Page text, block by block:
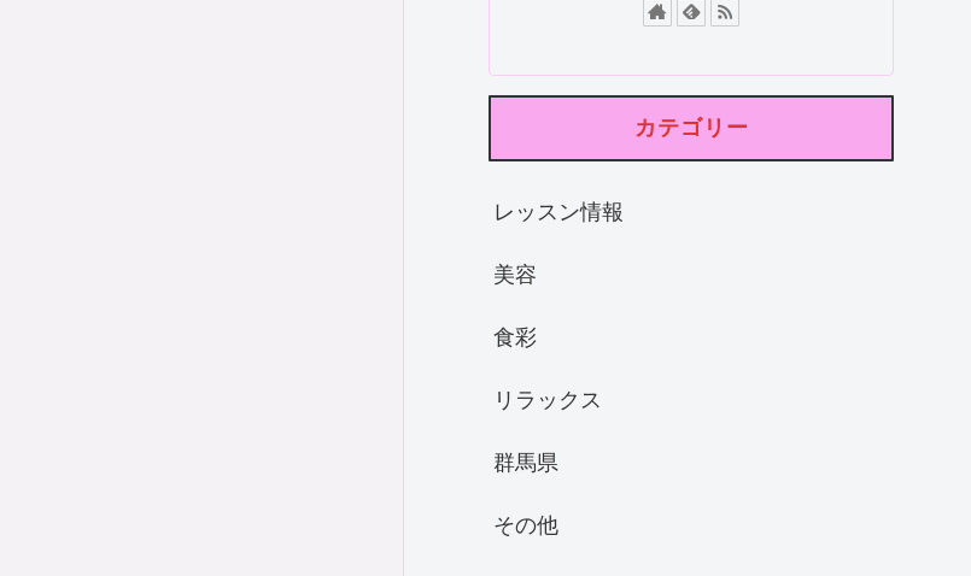
カテゴリー
レッスン情報
美容
食彩
リラックス
群馬県
その他